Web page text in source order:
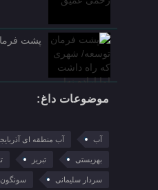
پشت
موضوعات داغ:
آب آب منطقه ای
بهزیستی تبریز
سردار سلیمانی سونگون